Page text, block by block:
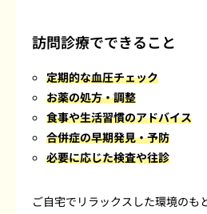
訪問診療でできること
定期的な血圧チェック
お薬の処方・調整
食事や生活習慣のアドバイス
合併症の早期発見・予防
必要に応じた検査や往診
ご自宅でリラックスした環境のも